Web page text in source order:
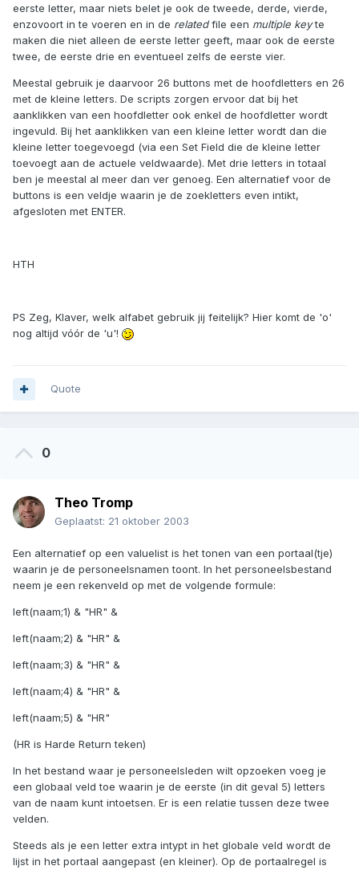
eerste letter, maar niets belet je ook de tweede, derde, vierde,
enzovoort in te voeren en in de relatedfile een multiple keyte
maken die niet alleen de eerste letter geeft, maar ook de eerste
twee, de eerste drie en eventueel zelfs de eerste vier.
Meestal gebruik je daarvoor 26 buttons met de hoofdletters en 26
met de kleine letters. De scripts zorgen ervoor dat bij het
aanklikken van een hoofdletter ook enkel de hoofdletter wordt
ingevuld. Bij het aanklikken van een kleine letter wordt dan die
kleine letter toegevoegd (via een Set Field die de kleine letter
toevoegt aan de actuele veldwaarde). Met drie letters in totaal
ben je meestal al meer dan ver genoeg. Een alternatief voor de
buttons is een veldje waarin je de zoekletters even intikt,
afgesloten met ENTER.
HTH
PS Zeg, Klaver, welk alfabet gebruik jij feitelijk? Hier komt de 'o'
nog altijd vóór de 'u'!
Quote
0
Theo Tromp
Geplaatst: 21 oktober 2003
Een alternatief op een valuelist is het tonen van een portaal(tje)
waarin je de personeelsnamen toont. In het personeelsbestand
neem je een rekenveld op met de volgende formule:
left(naam;1) & "HR" &
left(naam;2) & "HR" &
left(naam;3) & "HR" &
left(naam;4) & "HR" &
left(naam;5) & "HR"
(HR is Harde Return teken)
In het bestand waar je personeelsleden wilt opzoeken voeg je
een globaal veld toe waarin je de eerste (in dit geval 5) letters
van de naam kunt intoetsen. Er is een relatie tussen deze twee
velden.
Steeds als je een letter extra intypt in het globale veld wordt de
lijst in het portaal aangepast (en kleiner). Op de portaalregel is